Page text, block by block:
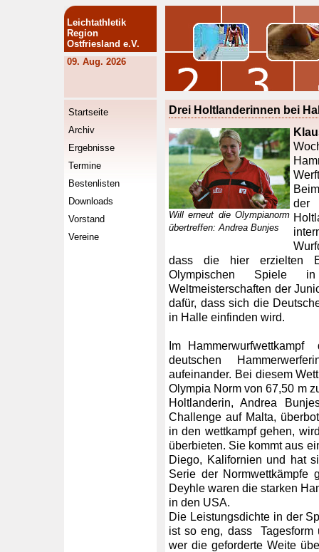
Leichtathletik
Region
Ostfriesland e.V.
09. Aug. 2026
Startseite
Archiv
Ergebnisse
Termine
Bestenlisten
Downloads
Vorstand
Vereine
Drei Holtlanderinnen bei
Will erneut die Olympianorm
übertreffen: Andrea Bunjes
dass die hier erzielten
Olympischen Spiele
Weltmeisterschaften der
dafür, dass sich die
in Halle einfinden wird.
Im
deutschen
aufeinander. Bei diesem
Olympia Norm von 67,50 m
Holtlanderin, Andrea
Challenge auf Malta,
in den wettkampf gehen,
überbieten. Sie kommt aus
Diego, Kalifornien und hat
Serie der Normwettkämpfe
Deyhle waren die starken
in den USA.
Die Leistungsdichte in der
ist so eng, dass Tagesform
wer die geforderte Weite